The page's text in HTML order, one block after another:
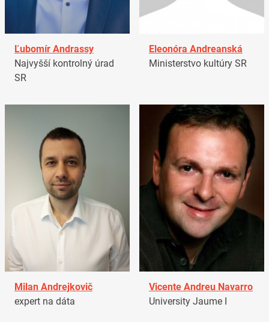
Ľubomír Andrassy
Najvyšší kontrolný úrad
SR
Eleonóra Andreanská
Ministerstvo kultúry SR
Milan Andrejkovič
expert na dáta
Vicente Andreu Navarro
University Jaume I